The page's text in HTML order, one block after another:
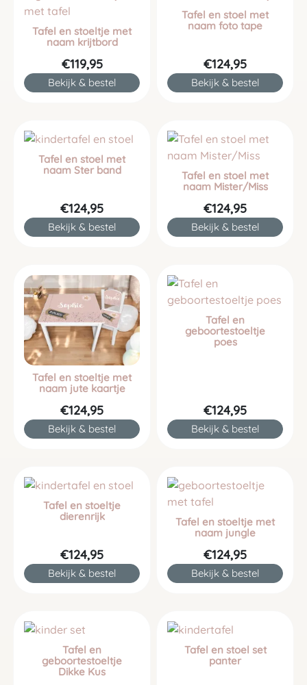
Tafel en stoeltje met
naam krijtbord
€119,95
Bekijk & bestel
Tafel en stoel met
naam foto tape
€124,95
Bekijk & bestel
Tafel en stoel met
naam Ster band
€124,95
Bekijk & bestel
Tafel en stoel met
naam Mister/Miss
€124,95
Bekijk & bestel
Tafel en stoeltje met
naam jute kaartje
€124,95
Bekijk & bestel
Tafel en
geboortestoeltje
poes
€124,95
Bekijk & bestel
Tafel en stoeltje
dierenrijk
€124,95
Bekijk & bestel
Tafel en stoeltje met
naam jungle
€124,95
Bekijk & bestel
Tafel en
geboortestoeltje
Dikke Kus
Tafel en stoel set
panter